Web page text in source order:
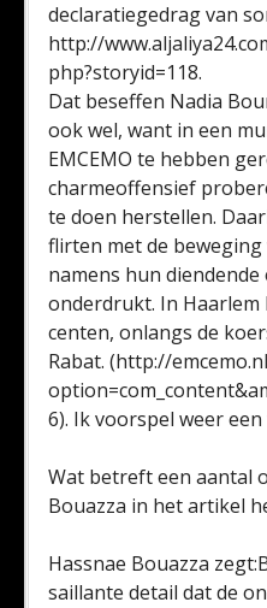
declaratiegedrag van
http://
php?storyid=118.
Dat beseffen Nadia
ook wel, want in een
EMCEMO te hebben
charmeoffensief
te doen herstellen.
flirten met de
namens hun
onderdrukt. In Haarlem
centen, onlangs de
Rabat. (http://
6). Ik voorspel weer
Wat betreft een aantal
Bouazza in het artikel
Hassnae Bouazza
saillante detail dat de